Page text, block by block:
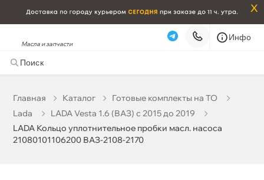
x
Масла и запчасти
Инфо
Главная Катало
Готовые комплекты на ТО
Lada
LADA Vesta 1.6 (ВАЗ) с 2015 до 2019
LADA Кольцо уплотнительное пробки масл. насоса
21080101106200 ВАЗ-2108-2170
LADA Кольцо уплотнительное пробки масл. насоса
Бесплатная Сегодня, 09.08 (при заказе от 2000₽)
Срочная за 2 ч – 399 ₽